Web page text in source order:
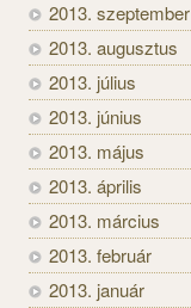
2013. szeptember
2013. augusztus
2013. július
2013. június
2013. május
2013. április
2013. március
2013. február
2013. január